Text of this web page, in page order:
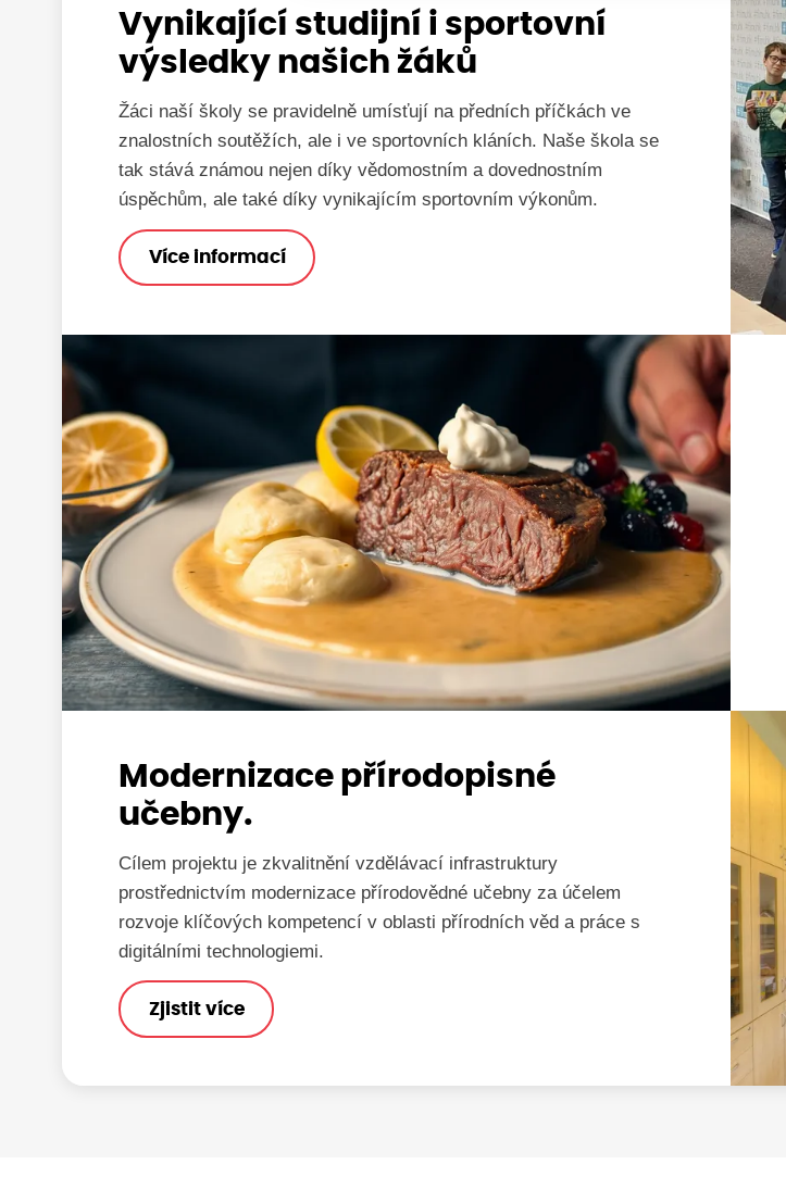
Vynikající studijní i sportovní
výsledky našich žáků
Žáci naší školy se pravidelně umísťují na předních příčkách ve
znalostních soutěžích, ale i ve sportovních kláních. Naše škola se
tak stává známou nejen díky vědomostním a dovednostním
úspěchům, ale také díky vynikajícím sportovním výkonům.
Více informací
Modernizace přírodopisné
učebny.
Cílem projektu je zkvalitnění vzdělávací infrastruktury
prostřednictvím modernizace přírodovědné učebny za účelem
rozvoje klíčových kompetencí v oblasti přírodních věd a práce s
digitálními technologiemi.
Zjistit více